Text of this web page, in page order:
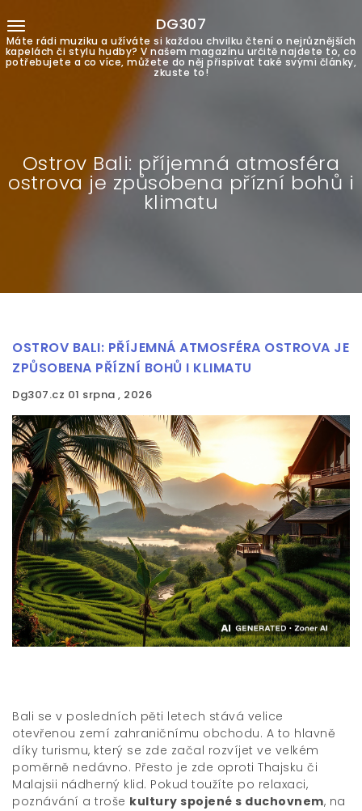
DG307
Máte rádi muziku a užíváte si každou chvilku čtení o nejrůznějších
kapelách či stylu hudby? V našem magazínu určitě najdete to, co
potřebujete a co více, můžete do něj přispívat také svými články,
zkuste to!
Ostrov Bali: příjemná atmosféra
ostrova je způsobena přízní bohů i
klimatu
OSTROV BALI: PŘÍJEMNÁ ATMOSFÉRA OSTROVA JE
ZPŮSOBENA PŘÍZNÍ BOHŮ I KLIMATU
Dg307.cz 01 srpna , 2026
Bali se v posledních pěti letech stává velice
otevřenou zemí zahraničnímu obchodu. A to hlavně
díky turismu, který se zde začal rozvíjet ve velkém
poměrně nedávno. Přesto je zde oproti Thajsku či
Malajsii nádherný klid. Pokud toužíte po relaxaci,
poznávání a troše kultury spojené s duchovnem, na